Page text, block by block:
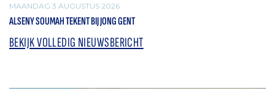
MAANDAG 3 AUGUSTUS 2026
ALSENY SOUMAH TEKENT BIJ JONG GENT
BEKIJK VOLLEDIG NIEUWSBERICHT